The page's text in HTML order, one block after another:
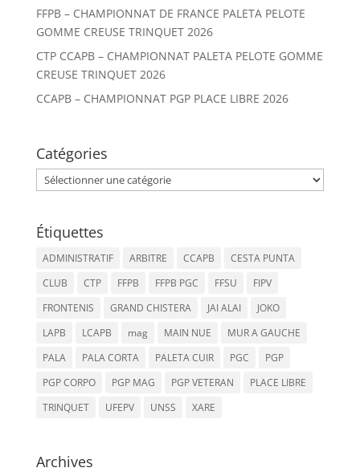
FFPB – CHAMPIONNAT DE FRANCE PALETA PELOTE
GOMME CREUSE TRINQUET 2026
CTP CCAPB – CHAMPIONNAT PALETA PELOTE GOMME
CREUSE TRINQUET 2026
CCAPB – CHAMPIONNAT PGP PLACE LIBRE 2026
Catégories
Catégories
Étiquettes
ADMINISTRATIF ARBITRE CCAPB
CESTA PUNTA
CLUB
CTP FFPB FFPB PGC FFSU
FIPV
FRONTENIS
GRAND CHISTERA JAI ALAI
JOKO
LAPB
LCAPB mag MAIN NUE
MUR A GAUCHE
PALA
PALA CORTA PALETA CUIR PGC
PGP
PGP CORPO
PGP MAG PGP VETERAN
PLACE LIBRE
TRINQUET
UFEPV UNSS XARE
Archives